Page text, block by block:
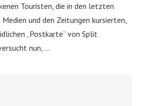
Touristen, die in den letzten
und den Zeitungen kursierten,
„Postkarte“ von Split
nun, …